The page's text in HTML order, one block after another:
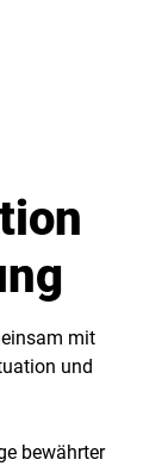
mit
und
bewährter